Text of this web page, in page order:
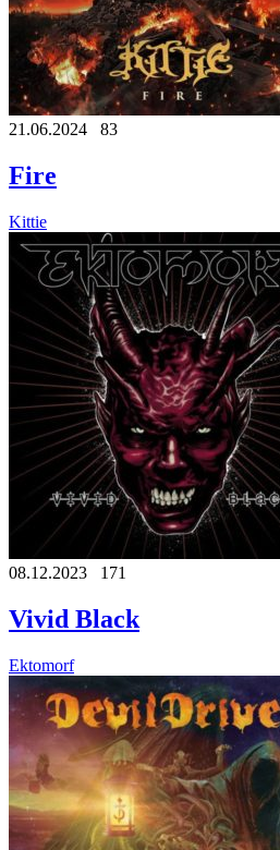
21.06.2024
83
Fire
Kittie
08.12.2023
171
Vivid Black
Ektomorf